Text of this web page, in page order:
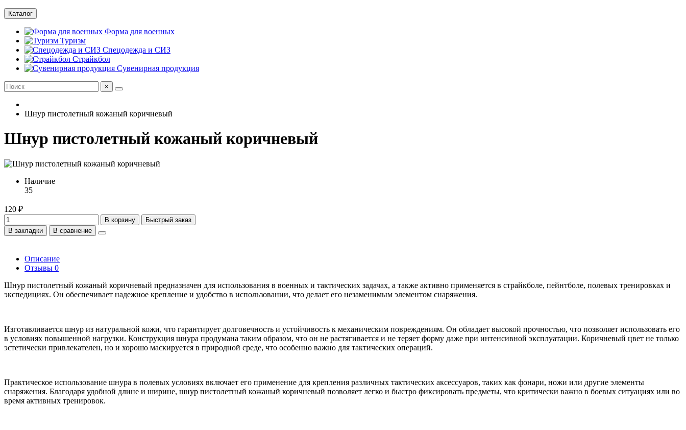
Каталог
Форма для военных
Туризм
Спецодежда и СИЗ
Страйкбол
Сувенирная продукция
×
Шнур пистолетный кожаный коричневый
Шнур пистолетный кожаный коричневый
Наличие
35
120 ₽
В корзину
Быстрый заказ
В закладки
В сравнение
Описание
Отзывы 0
Шнур пистолетный кожаный коричневый предназначен для использования в военных и тактических задачах, а также активно применяется в страйкболе, пейнтболе, полевых тренировках и
экспедициях. Он обеспечивает надежное крепление и удобство в использовании, что делает его незаменимым элементом снаряжения.
Изготавливается шнур из натуральной кожи, что гарантирует долговечность и устойчивость к механическим повреждениям. Он обладает высокой прочностью, что позволяет использовать его
в условиях повышенной нагрузки. Конструкция шнура продумана таким образом, что он не растягивается и не теряет форму даже при интенсивной эксплуатации. Коричневый цвет не только
эстетически привлекателен, но и хорошо маскируется в природной среде, что особенно важно для тактических операций.
Практическое использование шнура в полевых условиях включает его применение для крепления различных тактических аксессуаров, таких как фонари, ножи или другие элементы
снаряжения. Благодаря удобной длине и ширине, шнур пистолетный кожаный коричневый позволяет легко и быстро фиксировать предметы, что критически важно в боевых ситуациях или во
время активных тренировок.